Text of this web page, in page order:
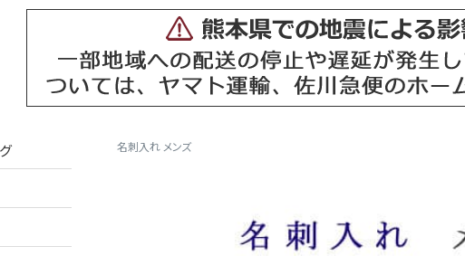
名刺入れ メンズ